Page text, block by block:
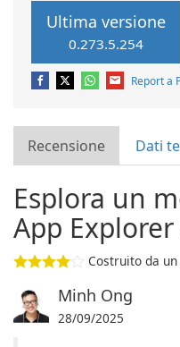
Ultima versione
0.273.5.254
Report a
Recensione Dati
Esplora un
App
Costruito da
Minh Ong
28/09/2025